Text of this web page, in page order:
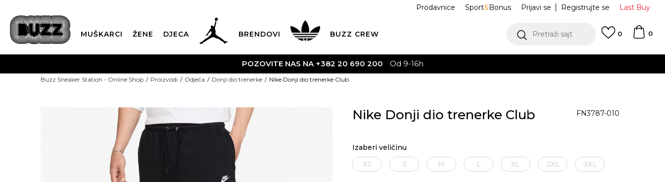
Last Buy
Prijavi se Registrujte se
Prodavnice Sport&Bonus
MUŠKARCI ŽENE DJECA BRENDOVI BUZZ CREW Pretraži sajt 0
0
Od 9-16h
Buzz Sneaker Station - Online Shop Proizvodi Odjeća Donji dio trenerke Nike Donji dio trenerke Club
Nike Donji dio trenerke Club FN3787-010
Izaberi veličinu
XS
S M L XL 2XL 3XL